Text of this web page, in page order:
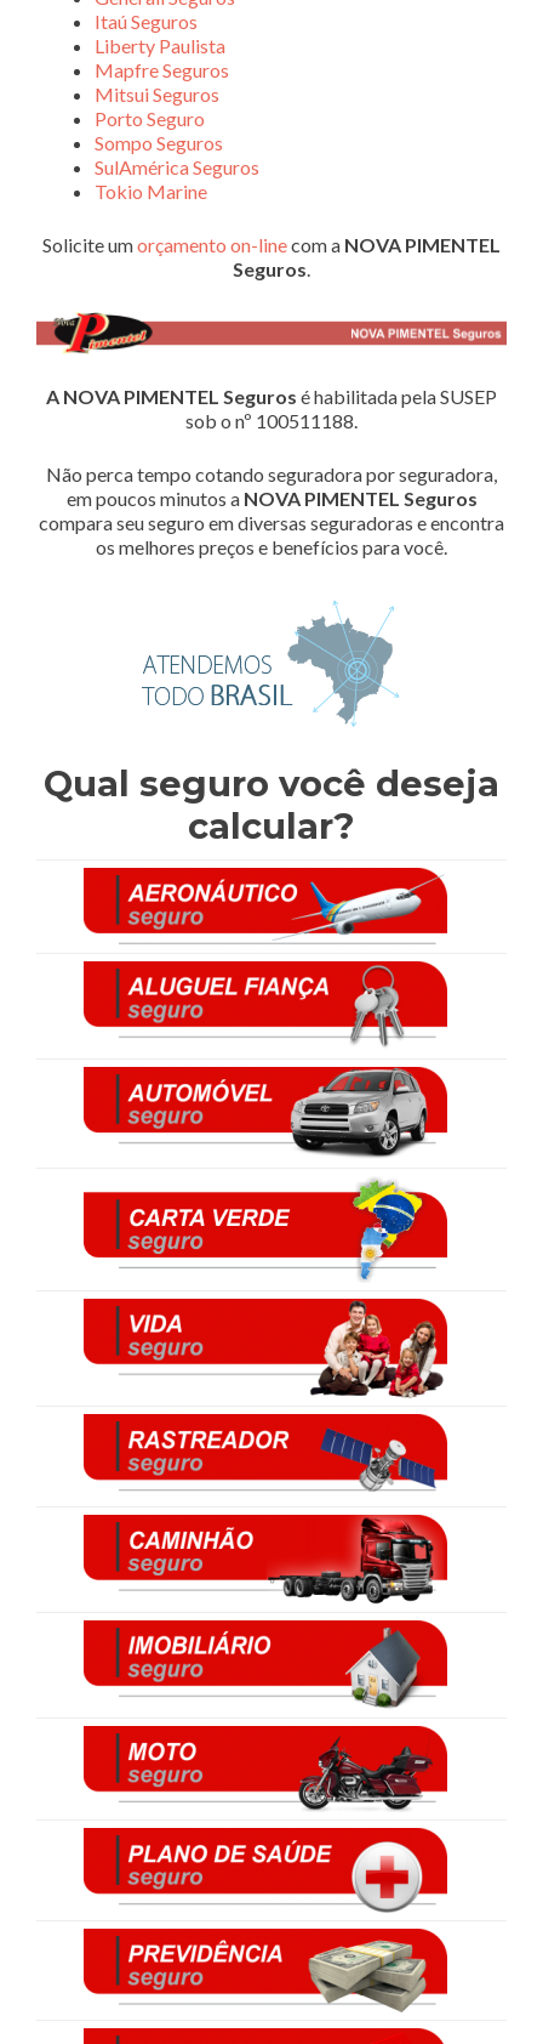
Itaú Seguros
Liberty Paulista
Mapfre Seguros
Mitsui Seguros
Porto Seguro
Sompo Seguros
SulAmérica Seguros
Tokio Marine
Solicite umorçamento on-linecom a NOVA PIMENTEL
Seguros.
A NOVA PIMENTEL Seguros é habilitada pela SUSEP
sob o nº 100511188.
Não perca tempo cotando seguradora por seguradora,
em poucos minutos a NOVA PIMENTEL Seguros
compara seu seguro em diversas seguradoras e encontra
os melhores preços e benefícios para você.
Qual seguro você deseja
calcular?